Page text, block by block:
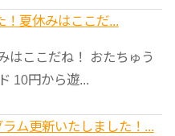
！夏休みはここだ...
はここだね！ おたちゅう
10円から遊...
ム更新いたしました！...